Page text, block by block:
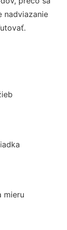
nadviazanie
mieru